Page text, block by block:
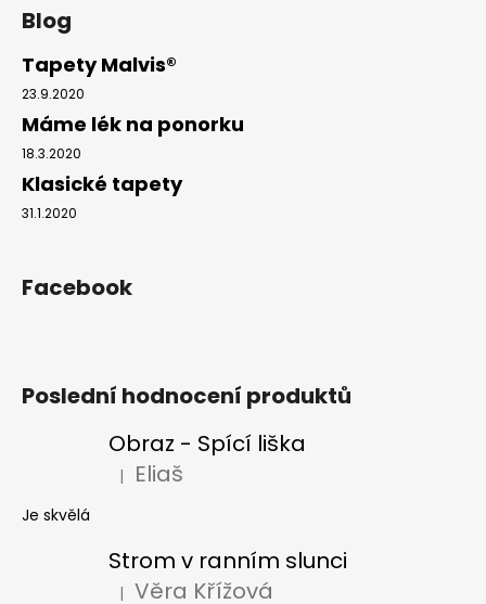
Blog
Tapety Malvis®
23.9.2020
Máme lék na ponorku
18.3.2020
Klasické tapety
31.1.2020
Facebook
Poslední hodnocení produktů
Obraz - Spící liška
Hodnocení produktu je 5 z 5 hvězdiček.
| Eliaš
Je skvělá
Strom v ranním slunci
| Věra Křížová